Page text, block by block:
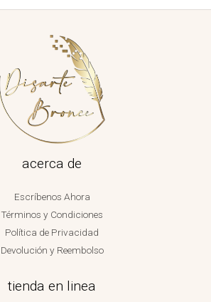
acerca de
Escríbenos Ahora
Términos y Condiciones
Política de Privacidad
Devolución y Reembolso
tienda en linea